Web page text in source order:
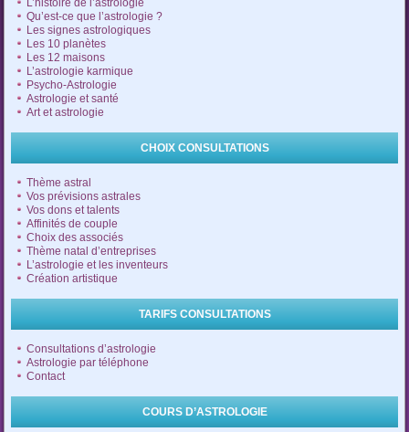
L’histoire de l’astrologie
Qu’est-ce que l’astrologie ?
Les signes astrologiques
Les 10 planètes
Les 12 maisons
L’astrologie karmique
Psycho-Astrologie
Astrologie et santé
Art et astrologie
CHOIX CONSULTATIONS
Thème astral
Vos prévisions astrales
Vos dons et talents
Affinités de couple
Choix des associés
Thème natal d’entreprises
L’astrologie et les inventeurs
Création artistique
TARIFS CONSULTATIONS
Consultations d’astrologie
Astrologie par téléphone
Contact
COURS D’ASTROLOGIE